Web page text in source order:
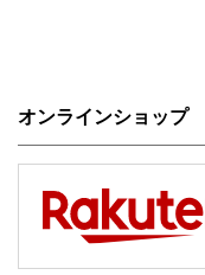
オンラインショップ